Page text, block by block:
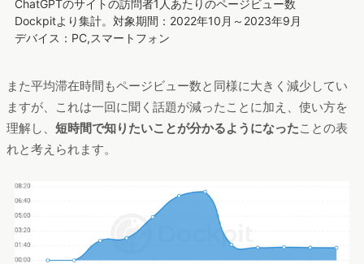
ChatGPTのサイトの訪問者1人あたりのページビュー数
Dockpitより集計。対象期間：2022年10月～2023年9月
デバイス：PC,スマートフォン
また平均滞在時間もページビュー数と同様に大きく減少してい
ますが、これは一回に聞く話題が減ったことに加え、使い方を
理解し、 短時間で知りたいことが分かるようになったことの表
れと考えられます。